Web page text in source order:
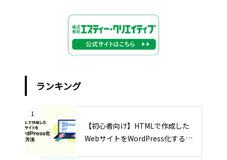
ランキング
1
【初心者向け】HTMLで作成した
WebサイトをWordPress化する方